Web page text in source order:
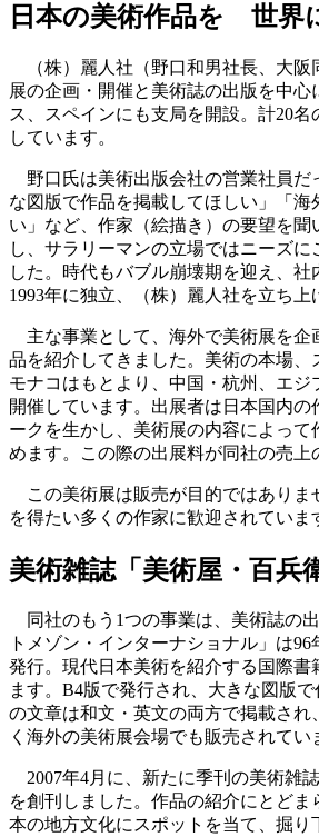
日本の美術作品を 世界
（株）麗人社（野口和男社長、大阪
展の企画・開催と美術誌の出版を中心
ス、スペインにも支局を開設。計20名
しています。
野口氏は美術出版会社の営業社員だ
な図版で作品を掲載してほしい」「海
い」など、作家（絵描き）の要望を聞
し、サラリーマンの立場ではニーズ
した。時代もバブル崩壊期を迎え、社
1993年に独立、（株）麗人社を立ち上
主な事業として、海外で美術展を企
品を紹介してきました。美術の本場、
モナコはもとより、中国・杭州、エジ
開催しています。出展者は日本国内の
ークを生かし、美術展の内容によって
めます。この際の出展料が同社の売上
この美術展は販売が目的ではありま
を得たい多くの作家に歓迎されていま
美術雑誌「美術屋・百兵
同社のもう1つの事業は、美術誌の
トメゾン・インターナショナル」は96
発行。現代日本美術を紹介する国際書
ます。B4版で発行され、大きな図版
の文章は和文・英文の両方で掲載され
く海外の美術展会場でも販売されてい
2007年4月に、新たに季刊の美術雑
を創刊しました。作品の紹介にとどま
本の地方文化にスポットを当て、掘り